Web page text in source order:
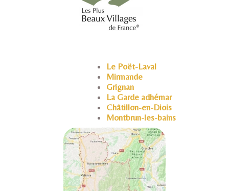
Le Poët-Laval
Mirmande
Grignan
La Garde adhémar
Châtillon-en-Diois
Montbrun-les-bains